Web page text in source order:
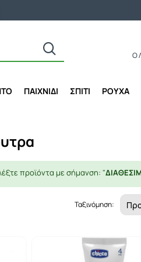
Ο
ΠΑΙΧΝΙΔΙ ΣΠΙΤΙ ΡΟΥΧΑ
προϊόντα με σήμανση: "
Ταξινόμηση: